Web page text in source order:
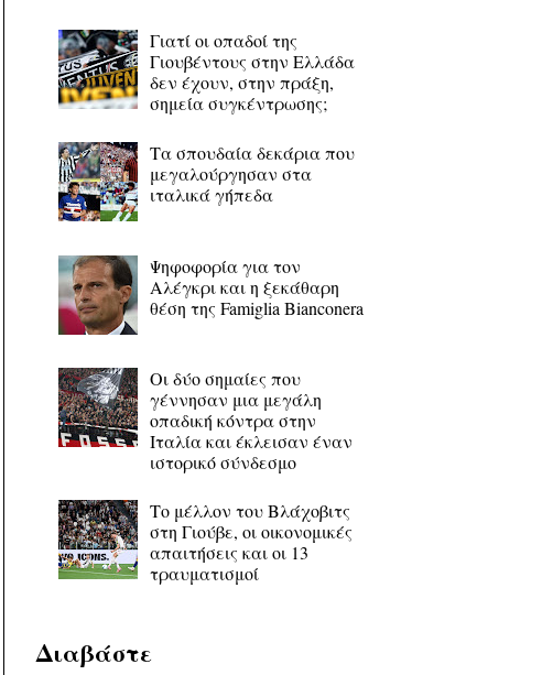
Γιατί οι οπαδοί της
Γιουβέντους στην Ελλάδα
δεν έχουν, στην πράξη,
σημεία συγκέντρωσης;
Τα σπουδαία δεκάρια που
μεγαλούργησαν στα
ιταλικά γήπεδα
Ψηφοφορία για τον
Αλέγκρι και η ξεκάθαρη
θέση της Famiglia Bianconera
Οι δύο σημαίες που
γέννησαν μια μεγάλη
οπαδική κόντρα στην
Ιταλία και έκλεισαν έναν
ιστορικό σύνδεσμο
Το μέλλον του Βλάχοβιτς
στη Γιούβε, οι οικονομικές
απαιτήσεις και οι 13
τραυματισμοί
Διαβάστε